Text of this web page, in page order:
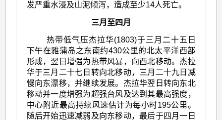
发严重水浸及山泥倾泻，造成至少14人死亡。
三月至四月
热带低气压杰拉华(1803)于三月二十五日
下午在雅蒲岛之东南约430公里的北太平洋西部
形成，翌日增强为热带风暴，向西北移动。杰拉
华于三月二十七日转向北移动，三月二十九日减
慢向东漂移，并继续发展。杰拉华翌日转向东北
移动并一度增强为超强台风及达到其最高强度，
中心附近最高持续风速估计为每小时195公里。
随后开始迅速减弱及向东移动，最后于四月一日